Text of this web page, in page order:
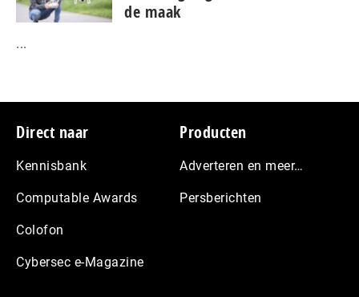
de maak
...
Footer
Direct naar
Kennisbank
Computable Awards
Colofon
Cybersec e-Magazine
Producten
Adverteren en meer…
Persberichten